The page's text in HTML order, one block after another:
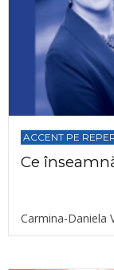
ACCENT PE
Ce
Carmina-Daniela